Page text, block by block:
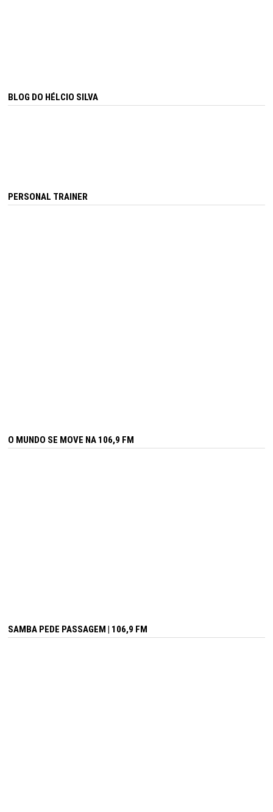
BLOG DO HÉLCIO SILVA
PERSONAL TRAINER
O MUNDO SE MOVE NA 106,9 FM
SAMBA PEDE PASSAGEM | 106,9 FM